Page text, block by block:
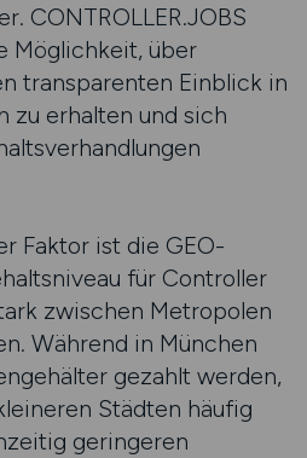
CONTROLLER.JOBS
Möglichkeit, über
transparenten Einblick in
zu erhalten und sich
Faktor ist die GEO-
für Controller
zwischen Metropolen
Während in München
gezahlt werden,
Städten häufig
geringeren